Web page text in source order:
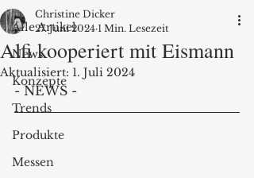
Alle Artikel
News
Konzepte
Trends
Produkte
Messen
Alfi kooperiert mit Eismann
Christine Dicker
27. Juni 2024 1 Min. Lesezeit
Aktualisiert: 1. Juli 2024
- NEWS -